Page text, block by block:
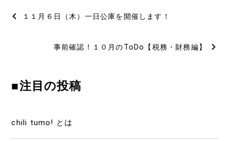
投
ゲ
１１月６日（木）一日公庫を開催します！
事前確認！１０月のToDo【税務・財務編】
■注目の投稿
chili tumo! とは